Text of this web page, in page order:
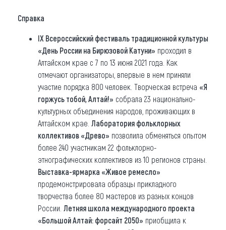
Справка
IX Всероссийский фестиваль традиционной культуры
«День России на Бирюзовой Катуни» проходил в
Алтайском крае с 7 по 13 июня 2021 года. Как
отмечают организаторы, впервые в нем приняли
участие порядка 800 человек. Творческая встреча «Я
горжусь тобой, Алтай!» собрала 23 национально-
культурных объединения народов, проживающих в
Алтайском крае. Лаборатория фольклорных
коллективов «Древо» позволила обменяться опытом
более 240 участникам 22 фольклорно-
этнографических коллективов из 10 регионов страны.
Выставка-ярмарка «Живое ремесло»
продемонстрировала образцы прикладного
творчества более 80 мастеров из разных концов
России. Летняя школа международного проекта
«Большой Алтай: форсайт 2050» приобщила к